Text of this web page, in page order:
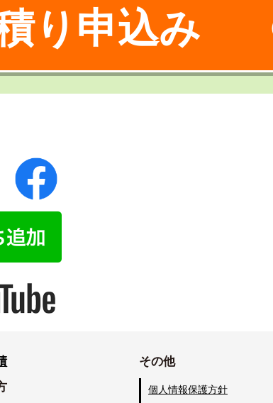
り申込み
その他
個人情報保護方針